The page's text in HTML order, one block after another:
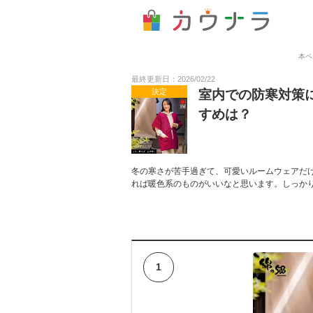
本
最終更新日：2026/02/22
決定
室内での防寒対策
すめは？
冬の寒さが苦手過ぎて、可愛いルームウェア
れば暖色系のものがいいなと思います。しっ
1